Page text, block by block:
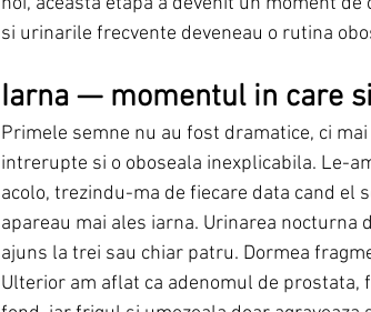
si urinarile frecvente deveneau o rutina
Iarna — momentul in care
Primele semne nu au fost dramatice, ci
intrerupte si o oboseala inexplicabila. Le-
acolo, trezindu-ma de fiecare data cand el
apareau mai ales iarna. Urinarea nocturna
ajuns la trei sau chiar patru. Dormea
Ulterior am aflat ca adenomul de prostata,